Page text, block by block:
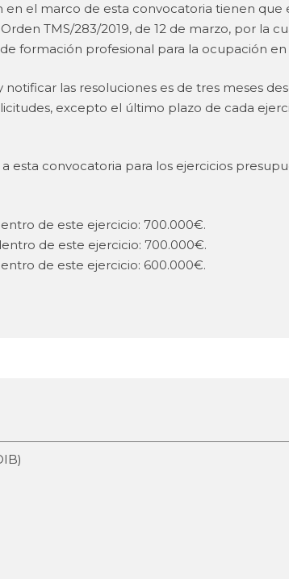
el marco de esta convocatoria tienen que
TMS/283/2019, de 12 de marzo, por la
formación profesional para la ocupación
notificar las resoluciones es de tres meses
excepto el último plazo de cada
esta convocatoria para los ejercicios
de este ejercicio: 700.000€.
de este ejercicio: 700.000€.
de este ejercicio: 600.000€.